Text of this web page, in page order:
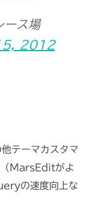
ス場
2012
テーマカスタマ
MarsEditがよ
の速度向上な